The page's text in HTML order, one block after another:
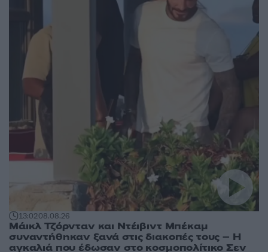
13:0208.08.26
Μάικλ Τζόρνταν και Ντέιβιντ Μπέκαμ
συναντήθηκαν ξανά στις διακοπές τους – Η
αγκαλιά που έδωσαν στο κοσμοπολίτικο Σεν